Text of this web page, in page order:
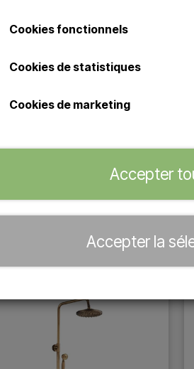
vous
Cookies fonctionnels
Cookies de statistiques
Cookies de marketing
Accepter
Accepter la